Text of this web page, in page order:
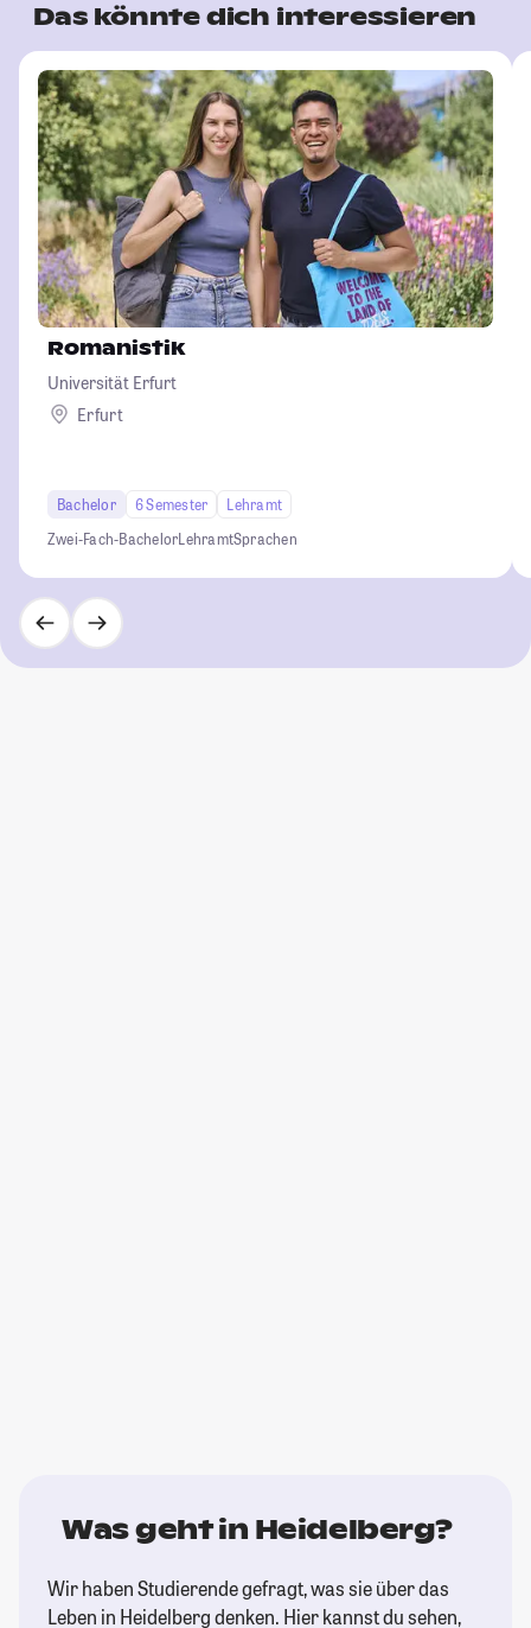
Das könnte dich interessieren
Romanistik
Universität Erfurt
Erfurt
Bachelor 6 Semester
Lehramt
Zwei-Fach-BachelorLehramtSprachen
Was geht in Heidelberg?
Wir haben Studierende gefragt, was sie über das
Leben in Heidelberg denken. Hier kannst du sehen,